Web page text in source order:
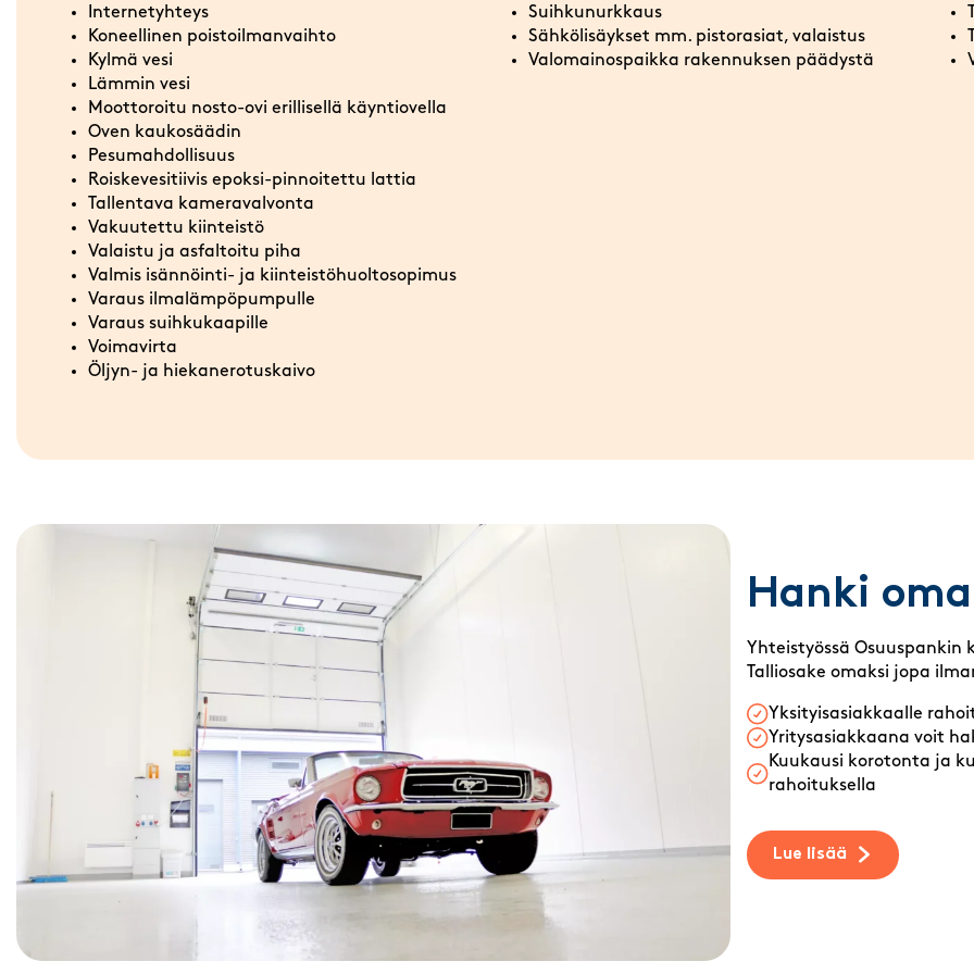
Internetyhteys
Koneellinen poistoilmanvaihto
Kylmä vesi
Lämmin vesi
Moottoroitu nosto-ovi erillisellä käyntiovella
Oven kaukosäädin
Pesumahdollisuus
Roiskevesitiivis epoksi-pinnoitettu lattia
Tallentava kameravalvonta
Vakuutettu kiinteistö
Valaistu ja asfaltoitu piha
Valmis isännöinti- ja kiinteistöhuoltosopimus
Varaus ilmalämpöpumpulle
Varaus suihkukaapille
Voimavirta
Öljyn- ja hiekanerotuskaivo
Suihkunurkkaus
Sähkölisäykset mm. pistorasiat, valaistus
Valomainospaikka rakennuksen päädystä
Hanki
Yhteistyössä Osuuspankin
Talliosake omaksi jopa
Yksityisasiakkaalle
Yritysasiakkaana voit
Kuukausi korotonta ja
rahoituksella
Lue lisää